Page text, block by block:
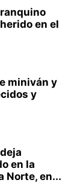
en el
miniván y
y
en la
Norte, en...